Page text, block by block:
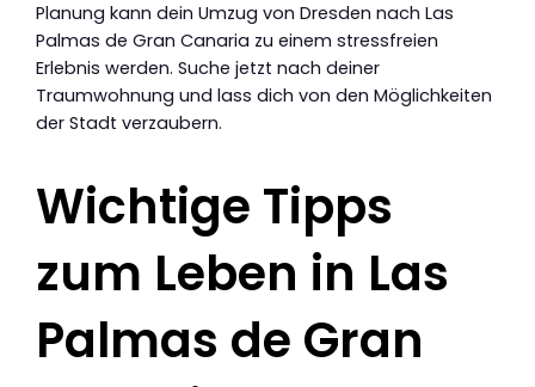
Planung kann dein Umzug von Dresden nach Las
Palmas de Gran Canaria zu einem stressfreien
Erlebnis werden. Suche jetzt nach deiner
Traumwohnung und lass dich von den Möglichkeiten
der Stadt verzaubern.
Wichtige Tipps
zum Leben in Las
Palmas de Gran